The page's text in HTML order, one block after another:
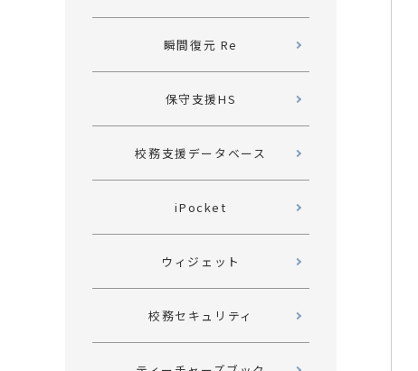
瞬間復元 Re
保守支援HS
校務支援 データベース
iPocket
ウィジェット
校務セキュリティ